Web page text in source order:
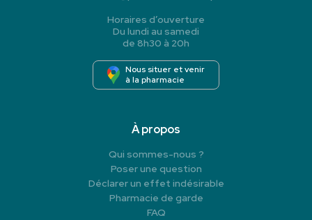
Horaires d’ouverture
Du lundi au samedi
de 8h30 à 20h
Nous situer et venir
à la pharmacie
À propos
Qui sommes-nous ?
Poser une question
Déclarer un effet indésirable
Pharmacie de garde
FAQ